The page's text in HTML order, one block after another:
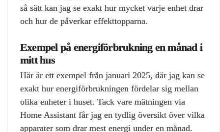
så sätt kan jag se exakt hur mycket varje enhet drar
och hur de påverkar effekttopparna.
Exempel på energiförbrukning en månad i
mitt hus
Här är ett exempel från januari 2025, där jag kan se
exakt hur energiförbrukningen fördelar sig mellan
olika enheter i huset. Tack vare mätningen via
Home Assistant får jag en tydlig översikt över vilka
apparater som drar mest energi under en månad.